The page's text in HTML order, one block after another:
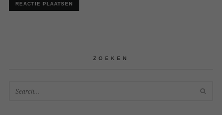
ZOEKEN